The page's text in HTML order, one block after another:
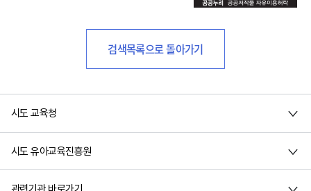
검색목록으로 돌아가기
시도 교육청
시도 유아교육진흥원